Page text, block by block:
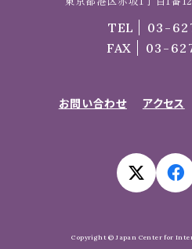
TEL
03-
FAX
03-
お問い合わせ アクセス
Copyright © Japan Center for